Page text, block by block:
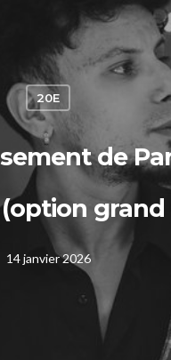
20E
de
14 janvier 2026